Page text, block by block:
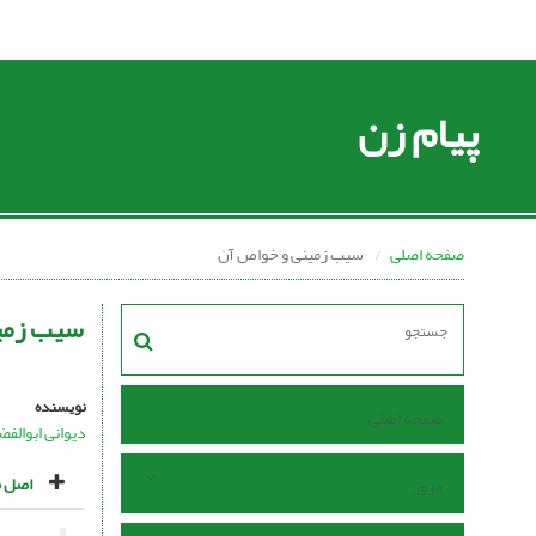
پیام زن
صفحه اصلی سیب زمینى و خواص آن
صفحه اصلی
مرور
سیب
نویسنده
دیوانی
اصل